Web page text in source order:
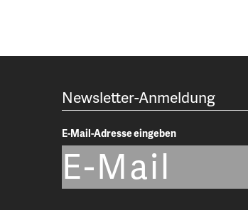
Newsletter-Anmeldung
E-Mail-Adresse eingeben